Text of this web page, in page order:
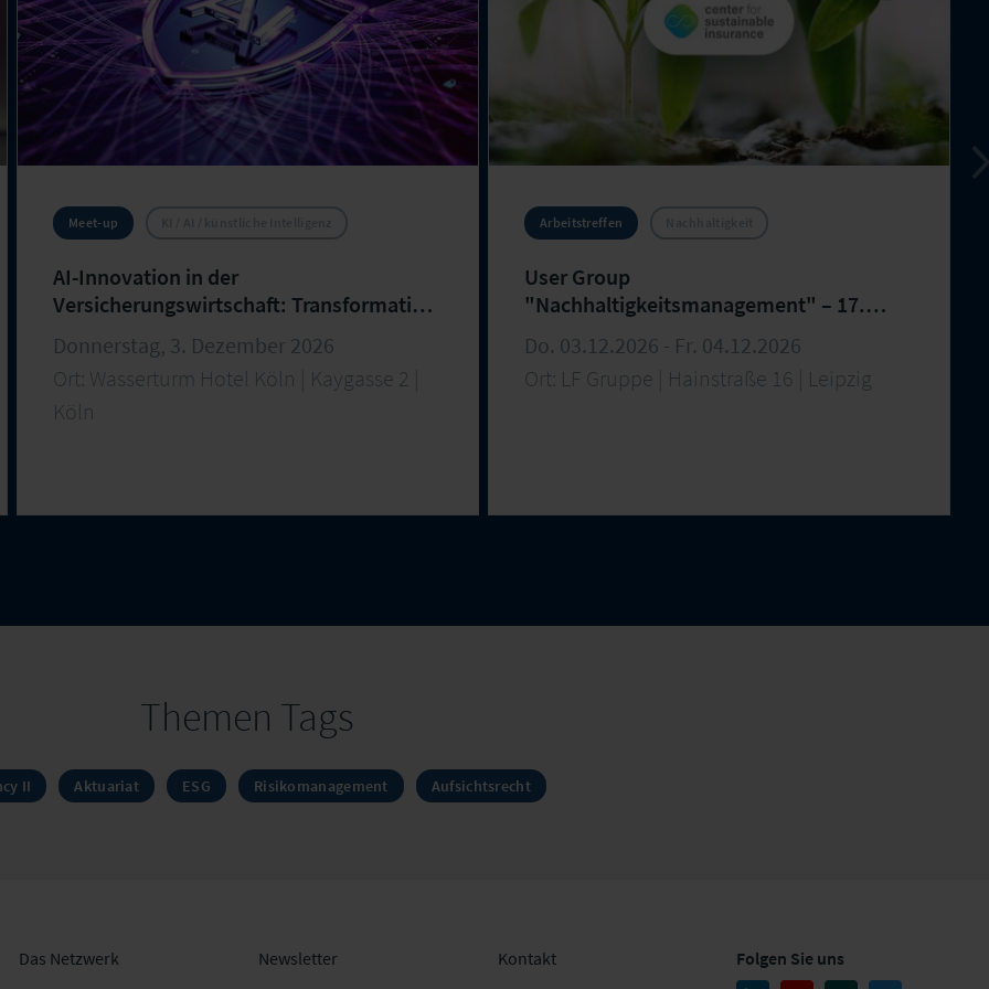
Meet-up
AI-Innovation in der
Versicherungswirtschaft: Transformation
der Wertschöpfungskette
Donnerstag, 3. Dezember 2026
Ort: Wasserturm Hotel Köln | Kaygasse 2 |
Köln
Arbeitstreffen
User Group
"Nachhaltigkeitsmanagement" – 17.
Do. 03.12.2026 - Fr. 04.12.2026
Ort: LF Gruppe | Hainstraße 16 | Leipzig
Themen Tags
II Aktuariat ESG Risikomanagement Aufsichtsrecht
Das Netzwerk Newsletter Kontakt Folgen Sie uns